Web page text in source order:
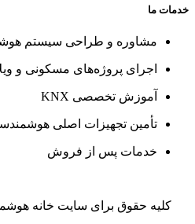
خدمات ما
مشاوره و طراحی سیستم
اجرای پروژه‌های مسکونی و
آموزش تخصصی KNX
تأمین تجهیزات اصلی
خدمات پس از فروش
کلیه حقوق برای سایت خانه